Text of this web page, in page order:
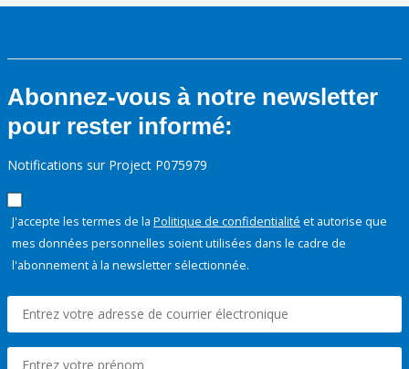
Abonnez-vous à notre newsletter
pour rester informé:
Notifications sur Project P075979
J'accepte les termes de la Politique de confidentialité et autorise que
mes données personnelles soient utilisées dans le cadre de
l'abonnement à la newsletter sélectionnée.